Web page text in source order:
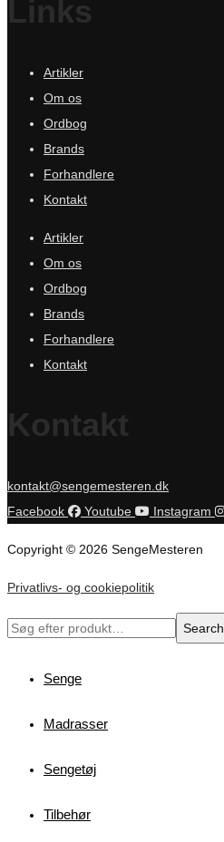
Links
Artikler
Om os
Ordbog
Brands
Forhandlere
Kontakt
Artikler
Om os
Ordbog
Brands
Forhandlere
Kontakt
Kontakt
kontakt@sengemesteren.dk
Facebook
Youtube Instagram
Copyright © 2026 SengeMesteren
Privatlivs- og cookiepolitik
Search
Search
Senge
Madrasser
Sengetøj
Tilbehør